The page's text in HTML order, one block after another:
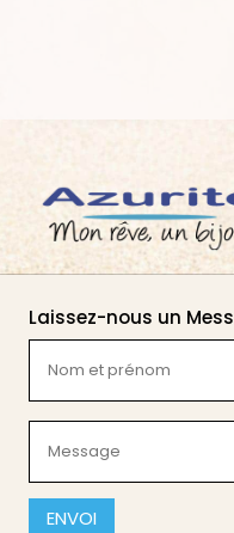
Laissez-nous un
et
prénom
(Nécessaire)
CAPTCHA